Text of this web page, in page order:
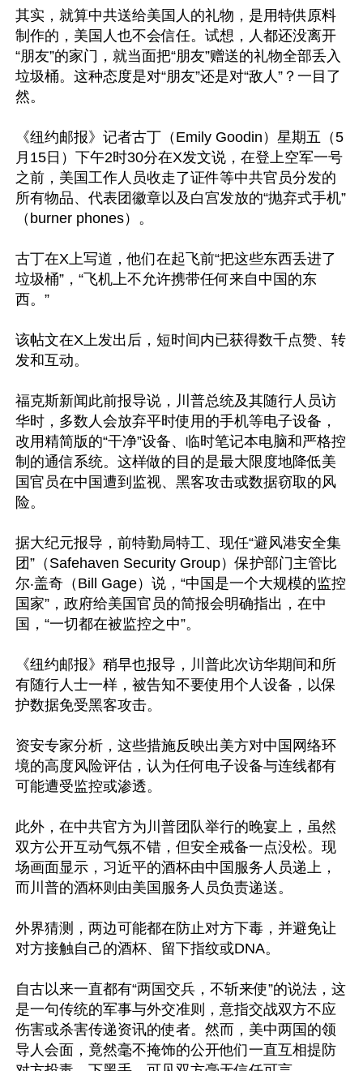
其实，就算中共送给美国人的礼物，是用特供原料
制作的，美国人也不会信任。试想，人都还没离开
“朋友”的家门，就当面把“朋友”赠送的礼物全部丢入
垃圾桶。这种态度是对“朋友”还是对“敌人”？一目了
然。
《纽约邮报》记者古丁（Emily Goodin）星期五（5
月15日）下午2时30分在X发文说，在登上空军一号
之前，美国工作人员收走了证件等中共官员分发的
所有物品、代表团徽章以及白宫发放的“抛弃式手机”
（burner phones）。
古丁在X上写道，他们在起飞前“把这些东西丢进了
垃圾桶”，“飞机上不允许携带任何来自中国的东
西。”
该帖文在X上发出后，短时间内已获得数千点赞、转
发和互动。
福克斯新闻此前报导说，川普总统及其随行人员访
华时，多数人会放弃平时使用的手机等电子设备，
改用精简版的“干净”设备、临时笔记本电脑和严格控
制的通信系统。这样做的目的是最大限度地降低美
国官员在中国遭到监视、黑客攻击或数据窃取的风
险。
据大纪元报导，前特勤局特工、现任“避风港安全集
团”（Safehaven Security Group）保护部门主管比
尔‧盖奇（Bill Gage）说，“中国是一个大规模的监控
国家”，政府给美国官员的简报会明确指出，在中
国，“一切都在被监控之中”。
《纽约邮报》稍早也报导，川普此次访华期间和所
有随行人士一样，被告知不要使用个人设备，以保
护数据免受黑客攻击。
资安专家分析，这些措施反映出美方对中国网络环
境的高度风险评估，认为任何电子设备与连线都有
可能遭受监控或渗透。
此外，在中共官方为川普团队举行的晚宴上，虽然
双方公开互动气氛不错，但安全戒备一点没松。现
场画面显示，习近平的酒杯由中国服务人员递上，
而川普的酒杯则由美国服务人员负责递送。
外界猜测，两边可能都在防止对方下毒，并避免让
对方接触自己的酒杯、留下指纹或DNA。
自古以来一直都有“两国交兵，不斩来使”的说法，这
是一句传统的军事与外交准则，意指交战双方不应
伤害或杀害传递资讯的使者。然而，美中两国的领
导人会面，竟然毫不掩饰的公开他们一直互相提防